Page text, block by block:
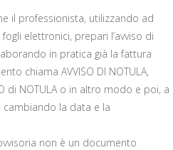
CONTENT
il professionista, utilizzando ad
elettronici, prepari l’avviso di
in pratica già la fattura
chiama AVVISO DI NOTULA,
di NOTULA o in altro modo e poi, a
la data e la
non è un documento